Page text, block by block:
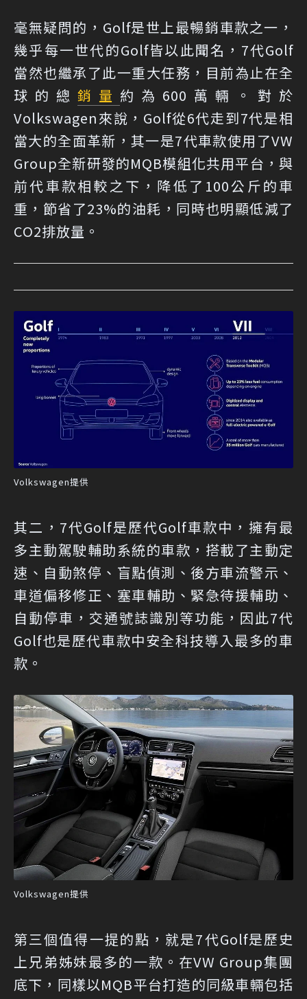
毫無疑問的，Golf是世上最暢銷車款之一，
幾乎每一世代的Golf皆以此聞名，7代Golf
當然也繼承了此一重大任務，目前為止在全
球的總 銷量 約為600萬輛。對於
Volkswagen來說，Golf從6代走到7代是相
當大的全面革新，其一是7代車款使用了VW
Group全新研發的MQB模組化共用平台，與
前代車款相較之下，降低了100公斤的車
重，節省了23%的油耗，同時也明顯低減了
CO2排放量。
Volkswagen提供
其二，7代Golf是歷代Golf車款中，擁有最
多主動駕駛輔助系統的車款，搭載了主動定
速、自動煞停、盲點偵測、後方車流警示、
車道偏移修正、塞車輔助、緊急待援輔助、
自動停車，交通號誌識別等功能，因此7代
Golf也是歷代車款中安全科技導入最多的車
款。
Volkswagen提供
第三個值得一提的點，就是7代Golf是歷史
上兄弟姊妹最多的一款。在VW Group集團
底下，同樣以MQB平台打造的同級車輛包括